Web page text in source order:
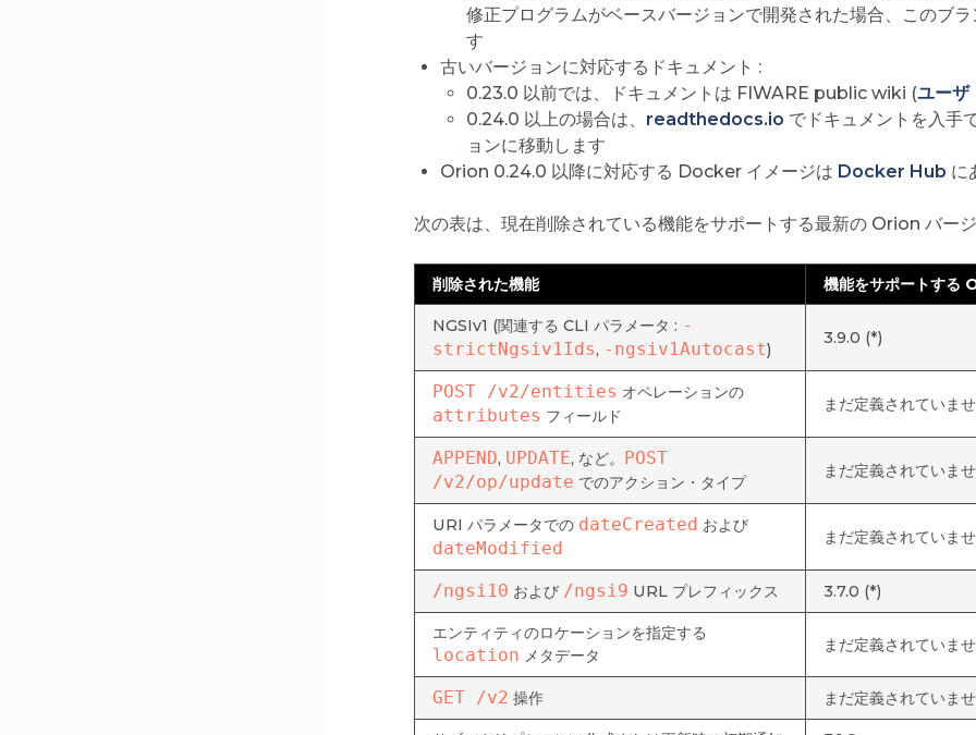
修正プログラムがベースバージョンで開発された場合、このブ
す
古いバージョンに対応するドキュメント :
0.23.0 以前では、ドキュメントは FIWARE public wiki (ユーザ
0.24.0 以上の場合は、 readthedocs.io でドキュメントを入手
ョンに移動します
Orion 0.24.0 以降に対応する Docker イメージは Docker Hub に
次の表は、現在削除されている機能をサポートする最新の Orion バー
削除された機能 機能をサポートする
NGSIv1 (関連する CLI パラメータ : -
strictNgsiv1Ids, -ngsiv1Autocast)
3.9.0 (*)
POST /v2/entities オペレーションの
attributes フィールド
まだ定義されていま
APPEND, UPDATE, など。 POST
/v2/op/update でのアクション・タイプ
まだ定義されていま
URI パラメータでの dateCreated および
dateModified
まだ定義されていま
/ngsi10 および /ngsi9 URL プレフィックス 3.7.0 (*)
エンティティのロケーションを指定する
location メタデータ
まだ定義されていま
GET /v2 操作 まだ定義されていま